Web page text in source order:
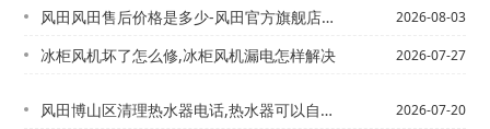
风田风田售后价格是多少-风田官方旗舰店最新的标准 2026-08-03
冰柜风机坏了怎么修,冰柜风机漏电怎样解决 2026-07-27
风田博山区清理热水器电话,热水器可以自己清洗吗【博山维修热水器电话,博山修电视机... 2026-07-20